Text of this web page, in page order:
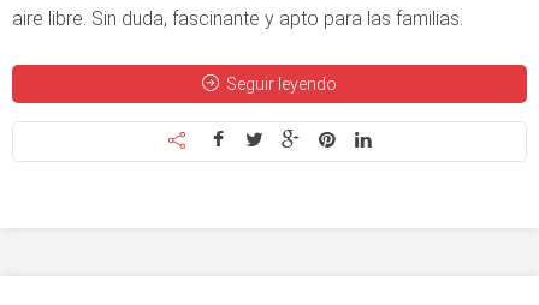
aire libre. Sin duda, fascinante y apto para las familias.
Seguir leyendo